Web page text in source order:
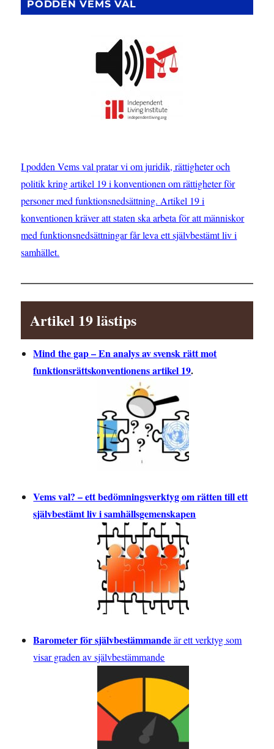
PODDEN VEMS VAL
I podden Vems val pratar vi om juridik, rättigheter och
politik kring artikel 19 i konventionen om rättigheter för
personer med funktionsnedsättning. Artikel 19 i
konventionen kräver att staten ska arbeta för att människor
med funktionsnedsättningar får leva ett självbestämt liv i
samhället.
Artikel 19 lästips
Mind the gap – En analys av svensk rätt mot
funktionsrättskonventionens artikel 19.
Vems val? – ett bedömningsverktyg om rätten till ett
självbestämt liv i samhällsgemenskapen
Barometer för självbestämmandeär ett verktyg som
visar graden av självbestämmande